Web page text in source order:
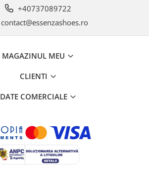
+40737089722
contact@essenzashoes.ro
MAGAZINUL MEU
CLIENTI
DATE COMERCIALE